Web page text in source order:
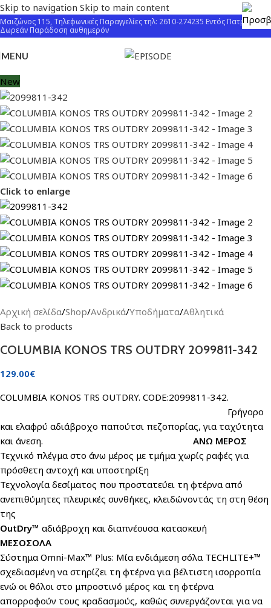
Skip to navigation Skip to main content
Μαιζώνος 115, Τηλεφωνικές Παραγγελίες τηλ: 2610-274235 Εντός Πατρών
Δωρεάν Παράδοση αυθημερόν
MENU
New
Click to enlarge
Αρχική σελίδα/Shop/Ανδρικά/Υποδήματα/Αθλητικά
Back to products
COLUMBIA KONOS TRS OUTDRY 2099811-342
129.00€
COLUMBIA KONOS TRS OUTDRY. CODE:2099811-342.
Γρήγορο
και ελαφρύ αδιάβροχο παπούτσι πεζοπορίας, για ταχύτητα
και άνεση. ΑΝΩ ΜΕΡΟΣ
Τεχνικό πλέγμα στο άνω μέρος με τμήμα χωρίς ραφές για
πρόσθετη αντοχή και υποστηρίξη
Τεχνολογία δεσίματος που προστατεύει τη φτέρνα από
ανεπιθύμητες πλευρικές συνθήκες, κλειδώνοντάς τη στη θέση
της
OutDry™ αδιάβροχη και διαπνέουσα κατασκευή
ΜΕΣΟΣΟΛΑ
Σύστημα Omni-Max™ Plus: Mία ενδιάμεση σόλα TECHLITE+™
σχεδιασμένη να στηρίζει τη φτέρνα για βέλτιστη ισορροπία
ενώ οι θόλοι στο μπροστινό μέρος και τη φτέρνα
απορροφούν τους κραδασμούς, καθώς συνεργάζονται για να